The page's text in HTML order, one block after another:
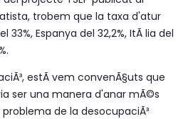
trobem que la taxa d'atur
33%, Espanya del 32,2%, ItÃ lia del
estÃ vem convenÃ§uts que
ser una manera d'anar mÃ©s
de la desocupaciÃ³